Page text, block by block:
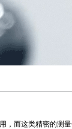
，而这类精密的测